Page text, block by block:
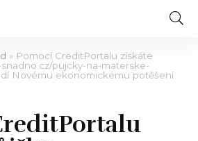
» Pomocí CreditPortalu získáte
pujcky-na-materske-
Novému ekonomickému potěšení